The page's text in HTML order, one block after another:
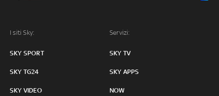
I siti Sky:
SKY SPORT
SKY TG24
SKY VIDEO
Servizi:
SKY TV
SKY APPS
NOW